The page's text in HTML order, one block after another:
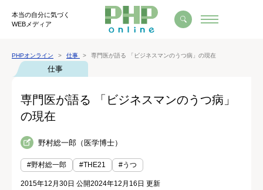
本当の自分に気づく
WEBメディア
PHPオンライン 仕事 専門医が語る 「ビジネスマンのうつ病」の現在
仕事
専門医が語る 「ビジネスマンのうつ病」
の現在
野村総一郎（医学博士）
#野村総一郎 #THE21 #うつ
2015年12月30日 公開2024年12月16日 更新